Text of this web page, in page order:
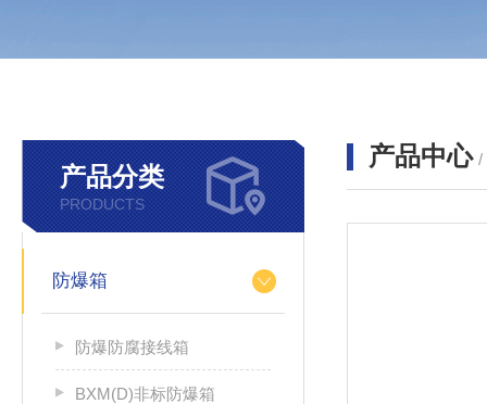
产品分类
PRODUCTS
防爆箱
防爆防腐接线箱
BXM(D)非标防爆箱
产品中心 /